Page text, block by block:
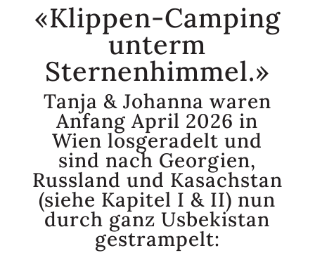
«Klippen-Camping
unterm
Sternenhimmel.»
Tanja & Johanna waren
Anfang April 2026 in
Wien losgeradelt und
sind nach Georgien,
Russland und Kasachstan
(siehe Kapitel I & II) nun
durch ganz Usbekistan
gestrampelt: